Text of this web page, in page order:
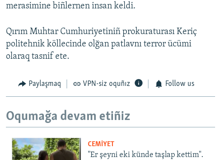
merasimine biñlernen insan keldi.
Qırım Muhtar Cumhuriyetiniñ prokuraturası Keriç
politehnik köllecinde olğan patlavnı terror ücümi
olaraq tasnif ete.
Paylaşmaq VPN-siz oquñız Follow us
Oqumağa devam etiñiz
CEMİYET
"Er şeyni eki künde taşlap kettim".